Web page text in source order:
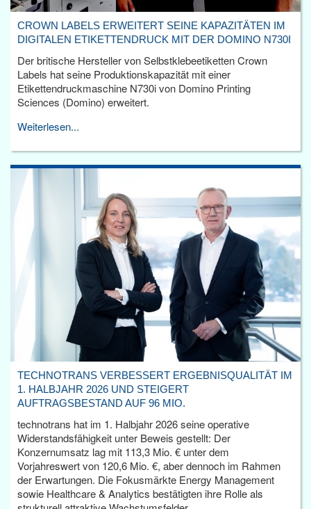
CROWN LABELS ERWEITERT SEINE KAPAZITÄTEN IM
DIGITALEN ETIKETTENDRUCK MIT DER DOMINO N730I
Der britische Hersteller von Selbstklebeetiketten Crown
Labels hat seine Produktionskapazität mit einer
Etikettendruckmaschine N730i von Domino Printing
Sciences (Domino) erweitert.
Weiterlesen...
TECHNOTRANS VERBESSERT ERGEBNISQUALITÄT IM
1. HALBJAHR 2026 UND STEIGERT
AUFTRAGSBESTAND AUF 96 MIO.
technotrans hat im 1. Halbjahr 2026 seine operative
Widerstandsfähigkeit unter Beweis gestellt: Der
Konzernumsatz lag mit 113,3 Mio. € unter dem
Vorjahreswert von 120,6 Mio. €, aber dennoch im Rahmen
der Erwartungen. Die Fokusmärkte Energy Management
sowie Healthcare & Analytics bestätigten ihre Rolle als